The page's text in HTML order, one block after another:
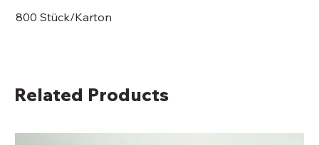
800 Stück/Karton
Related Products